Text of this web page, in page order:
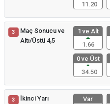
11.20
3
Maç Sonucu ve
Altı/Üstü 4,5
1 ve Alt
1.66
0 ve Üst
34.50
3
İkinci Yarı
Var